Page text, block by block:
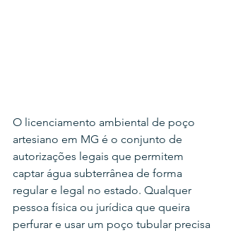
O licenciamento ambiental de poço
artesiano em MG é o conjunto de
autorizações legais que permitem
captar água subterrânea de forma
regular e legal no estado. Qualquer
pessoa física ou jurídica que queira
perfurar e usar um poço tubular precisa